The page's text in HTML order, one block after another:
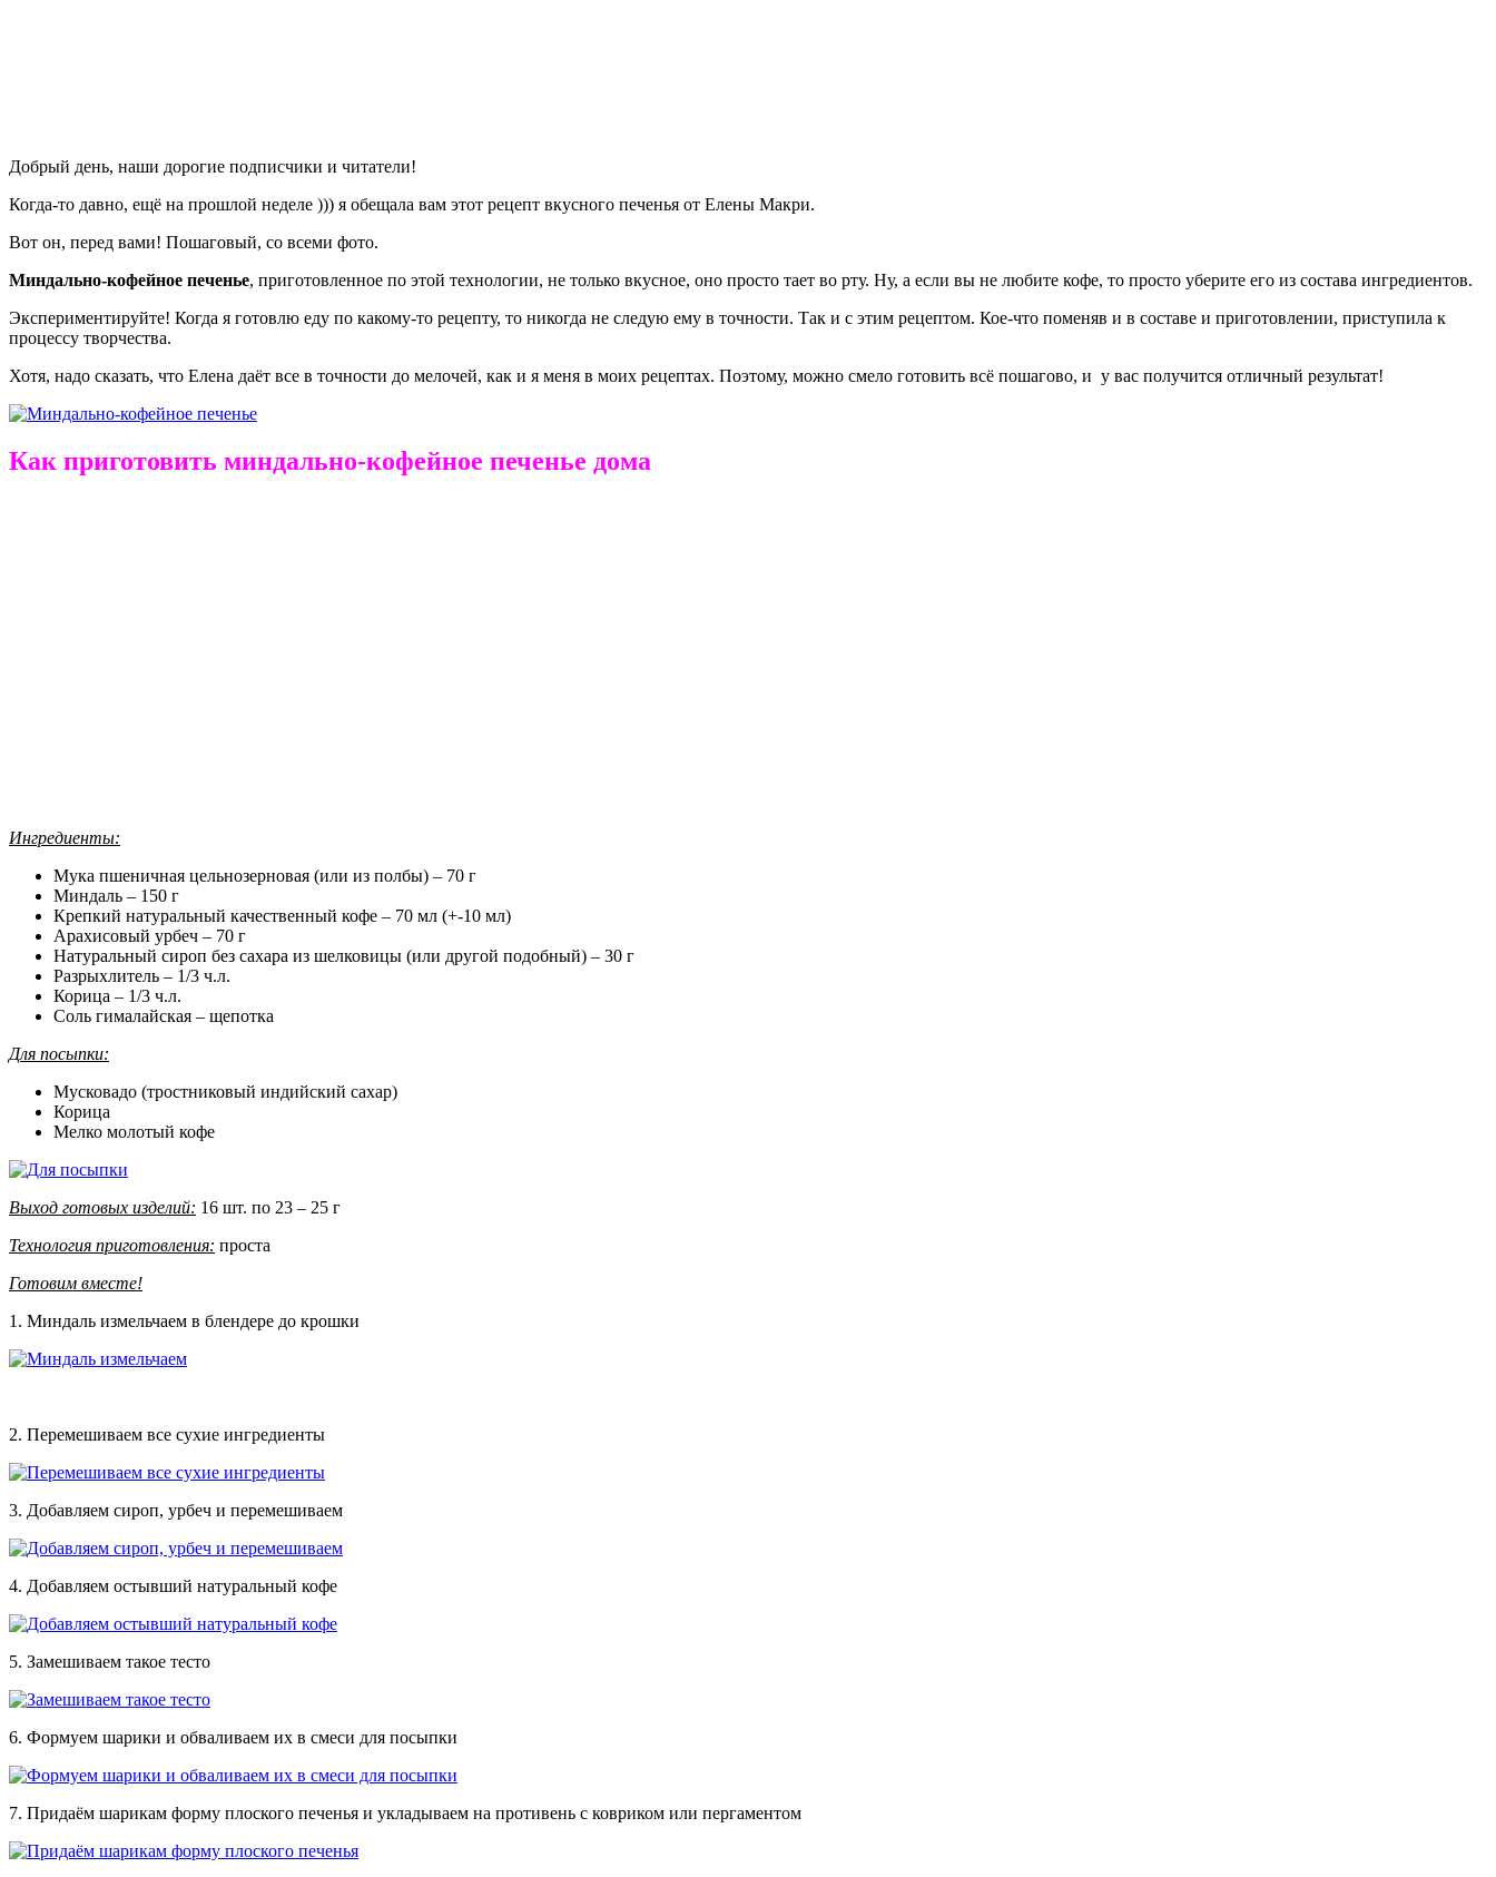
Добрый день, наши дорогие подписчики и читатели!
Когда-то давно, ещё на прошлой неделе ))) я обещала вам этот рецепт вкусного печенья от Елены Макри.
Вот он, перед вами! Пошаговый, со всеми фото.
Миндально-кофейное печенье, приготовленное по этой технологии, не только вкусное, оно просто тает во рту. Ну, а если вы не любите кофе, то просто уберите его из состава ингредиентов.
Экспериментируйте! Когда я готовлю еду по какому-то рецепту, то никогда не следую ему в точности. Так и с этим рецептом. Кое-что поменяв и в составе и приготовлении, приступила к
процессу творчества.
Хотя, надо сказать, что Елена даёт все в точности до мелочей, как и я меня в моих рецептах. Поэтому, можно смело готовить всё пошагово, и у вас получится отличный результат!
Как приготовить миндально-кофейное печенье дома
Ингредиенты:
Мука пшеничная цельнозерновая (или из полбы) – 70 г
Миндаль – 150 г
Крепкий натуральный качественный кофе – 70 мл (+-10 мл)
Арахисовый урбеч – 70 г
Натуральный сироп без сахара из шелковицы (или другой подобный) – 30 г
Разрыхлитель – 1/3 ч.л.
Корица – 1/3 ч.л.
Соль гималайская – щепотка
Для посыпки:
Мусковадо (тростниковый индийский сахар)
Корица
Мелко молотый кофе
Выход готовых изделий: 16 шт. по 23 – 25 г
Технология приготовления: проста
Готовим вместе!
1. Миндаль измельчаем в блендере до крошки
2. Перемешиваем все сухие ингредиенты
3. Добавляем сироп, урбеч и перемешиваем
4. Добавляем остывший натуральный кофе
5. Замешиваем такое тесто
6. Формуем шарики и обваливаем их в смеси для посыпки
7. Придаём шарикам форму плоского печенья и укладываем на противень с ковриком или пергаментом